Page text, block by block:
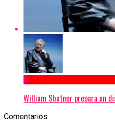
William Shatner prepara un
Comentarios